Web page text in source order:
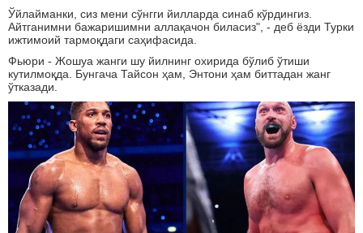
Ўйлайманки, сиз мени сўнгги йилларда синаб кўрдингиз.
Айтганимни бажаришимни аллақачон биласиз", - деб ёзди Турки
ижтимоий тармоқдаги саҳифасида.
Фьюри - Жошуа жанги шу йилнинг охирида бўлиб ўтиши
кутилмоқда. Бунгача Тайсон ҳам, Энтони ҳам биттадан жанг
ўтказади.